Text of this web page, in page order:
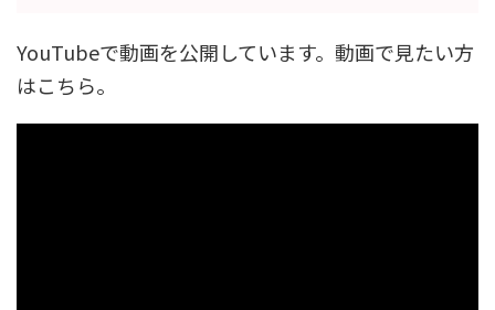
YouTubeで動画を公開しています。動画で見たい方
はこちら。